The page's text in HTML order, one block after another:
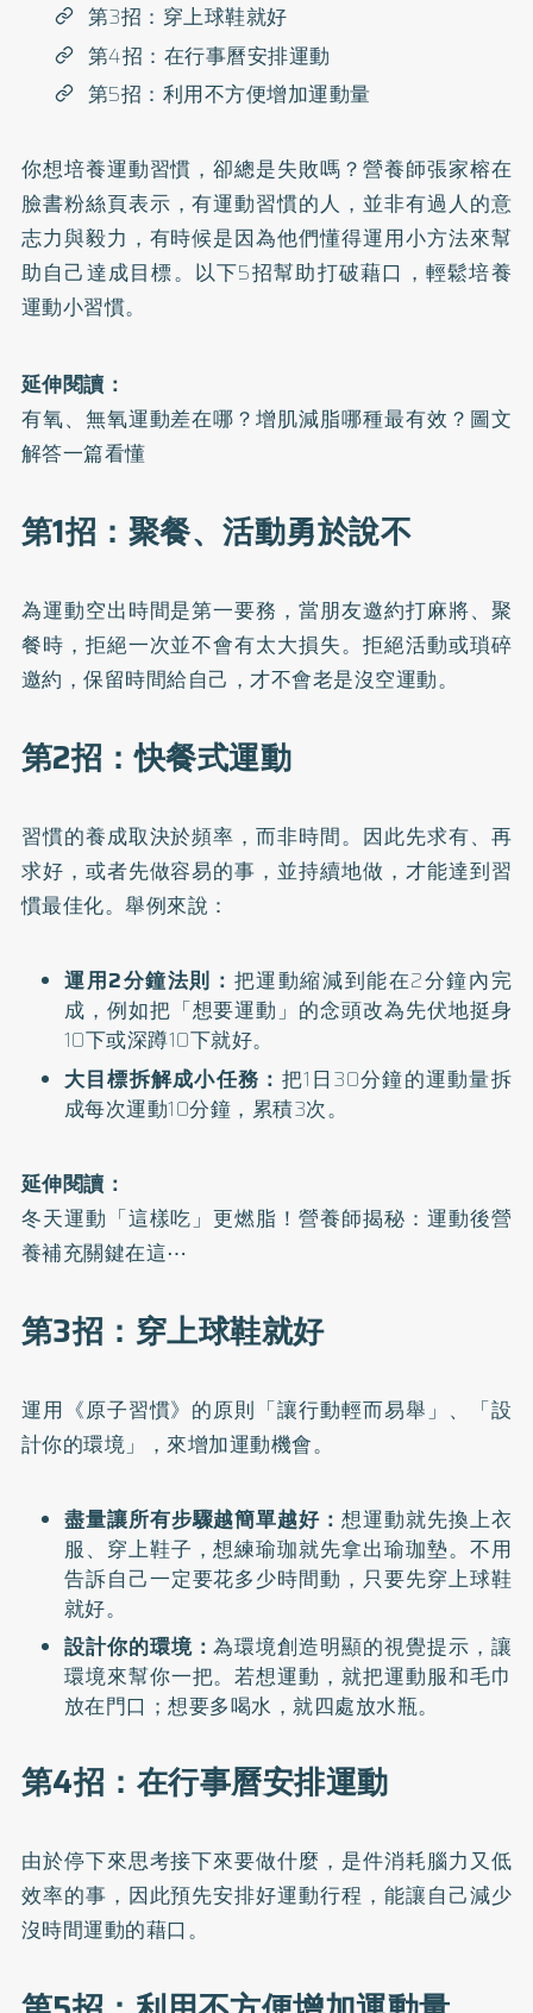
第3招：穿上球鞋就好
第4招：在行事曆安排運動
第5招：利用不方便增加運動量
你想培養運動習慣，卻總是失敗嗎？營養師張家榕在
臉書粉絲頁表示，有運動習慣的人，並非有過人的意
志力與毅力，有時候是因為他們懂得運用小方法來幫
助自己達成目標。以下5招幫助打破藉口，輕鬆培養
運動小習慣。
延伸閱讀：
有氧、無氧運動差在哪？增肌減脂哪種最有效？圖文
解答一篇看懂
第1招：聚餐、活動勇於說不
為運動空出時間是第一要務，當朋友邀約打麻將、聚
餐時，拒絕一次並不會有太大損失。拒絕活動或瑣碎
邀約，保留時間給自己，才不會老是沒空運動。
第2招：快餐式運動
習慣的養成取決於頻率，而非時間。因此先求有、再
求好，或者先做容易的事，並持續地做，才能達到習
慣最佳化。舉例來說：
運用2分鐘法則： 把運動縮減到能在2分鐘內完
成，例如把「想要運動」的念頭改為先伏地挺身
10下或深蹲10下就好。
大目標拆解成小任務： 把1日30分鐘的運動量拆
成每次運動10分鐘，累積3次。
延伸閱讀：
冬天運動「這樣吃」更燃脂！營養師揭秘：運動後營
養補充關鍵在這⋯
第3招：穿上球鞋就好
運用《原子習慣》的原則「讓行動輕而易舉」、「設
計你的環境」，來增加運動機會。
盡量讓所有步驟越簡單越好：想運動就先換上衣
服、穿上鞋子，想練瑜珈就先拿出瑜珈墊。不用
告訴自己一定要花多少時間動，只要先穿上球鞋
就好。
設計你的環境：為環境創造明顯的視覺提示，讓
環境來幫你一把。若想運動，就把運動服和毛巾
放在門口；想要多喝水，就四處放水瓶。
第4招：在行事曆安排運動
由於停下來思考接下來要做什麼，是件消耗腦力又低
效率的事，因此預先安排好運動行程，能讓自己減少
沒時間運動的藉口。